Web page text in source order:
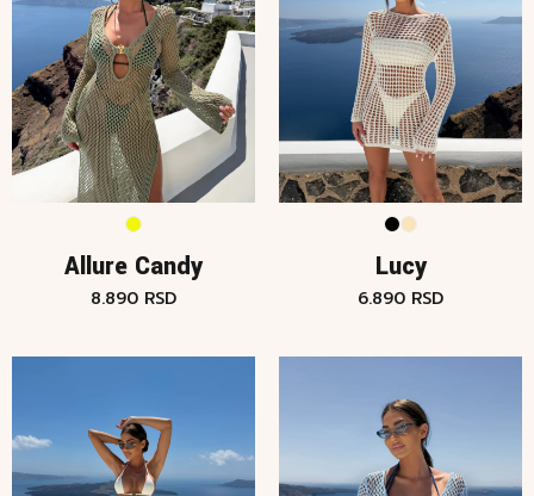
Allure Candy
8.890 RSD
Lucy
6.890 RSD